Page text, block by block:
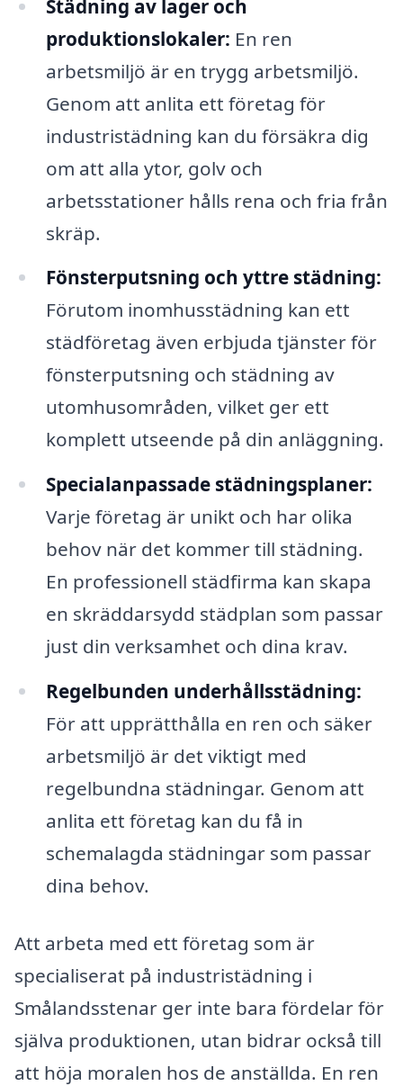
Städning av lager och
produktionslokaler: En ren
arbetsmiljö är en trygg arbetsmiljö.
Genom att anlita ett företag för
industristädning kan du försäkra dig
om att alla ytor, golv och
arbetsstationer hålls rena och fria från
skräp.
Fönsterputsning och yttre städning:
Förutom inomhusstädning kan ett
städföretag även erbjuda tjänster för
fönsterputsning och städning av
utomhusområden, vilket ger ett
komplett utseende på din anläggning.
Specialanpassade städningsplaner:
Varje företag är unikt och har olika
behov när det kommer till städning.
En professionell städfirma kan skapa
en skräddarsydd städplan som passar
just din verksamhet och dina krav.
Regelbunden underhållsstädning:
För att upprätthålla en ren och säker
arbetsmiljö är det viktigt med
regelbundna städningar. Genom att
anlita ett företag kan du få in
schemalagda städningar som passar
dina behov.
Att arbeta med ett företag som är
specialiserat på industristädning i
Smålandsstenar ger inte bara fördelar för
själva produktionen, utan bidrar också till
att höja moralen hos de anställda. En ren